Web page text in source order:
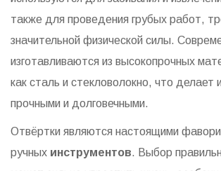
также для проведения грубых работ,
значительной физической силы.
изготавливаются из высокопрочных
как сталь и стекловолокно, что делает
прочными и долговечными.
Отвёртки являются настоящими
ручных инструментов. Выбор